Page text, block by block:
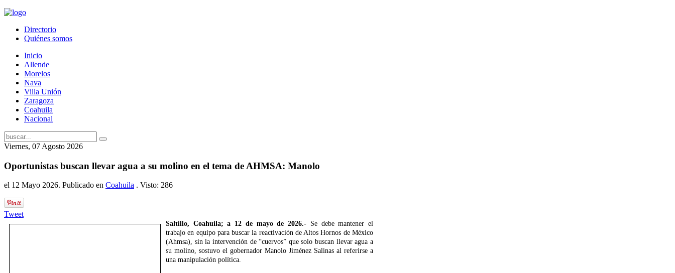
Directorio
Quiénes somos
Inicio
Allende
Morelos
Nava
Villa Unión
Zaragoza
Coahuila
Nacional
Viernes, 07 Agosto 2026
Oportunistas buscan llevar agua a su molino en el tema de AHMSA: Manolo
el 12 Mayo 2026. Publicado en Coahuila . Visto: 286
Tweet
Saltillo, Coahuila; a 12 de mayo de 2026.- Se debe mantener el
trabajo en equipo para buscar la reactivación de Altos Hornos de México
(Ahmsa), sin la intervención de “cuervos” que solo buscan llevar agua a
su molino, sostuvo el gobernador Manolo Jiménez Salinas al referirse a
una manipulación política.